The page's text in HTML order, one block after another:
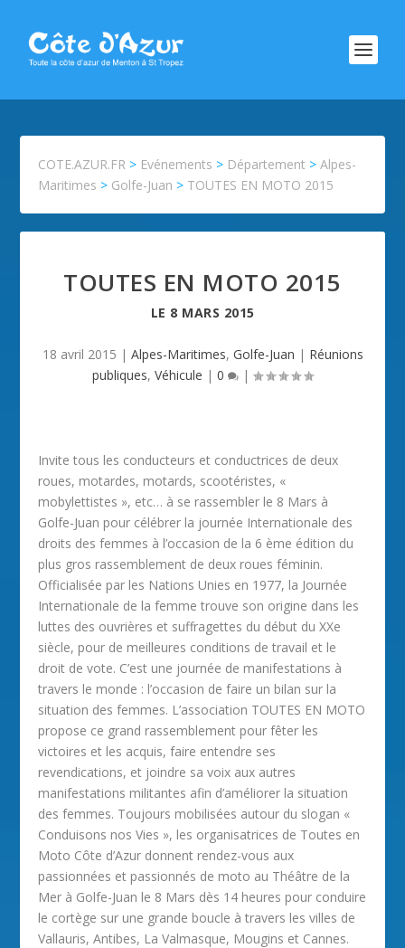
COTE.AZUR.FR > Evénements > Département >Alpes-
Maritimes > Golfe-Juan > TOUTES EN MOTO 2015
TOUTES EN MOTO 2015
LE 8 MARS 2015
18 avril 2015 | Alpes-Maritimes, Golfe-Juan | Réunions
publiques, Véhicule | 0 |
Invite tous les conducteurs et conductrices de deux
roues, motardes, motards, scootéristes, «
mobylettistes », etc… à se rassembler le 8 Mars à
Golfe-Juan pour célébrer la journée Internationale des
droits des femmes à l’occasion de la 6 ème édition du
plus gros rassemblement de deux roues féminin.
Officialisée par les Nations Unies en 1977, la Journée
Internationale de la femme trouve son origine dans les
luttes des ouvrières et suffragettes du début du XXe
siècle, pour de meilleures conditions de travail et le
droit de vote. C’est une journée de manifestations à
travers le monde : l’occasion de faire un bilan sur la
situation des femmes. L’association TOUTES EN MOTO
propose ce grand rassemblement pour fêter les
victoires et les acquis, faire entendre ses
revendications, et joindre sa voix aux autres
manifestations militantes afin d’améliorer la situation
des femmes. Toujours mobilisées autour du slogan «
Conduisons nos Vies », les organisatrices de Toutes en
Moto Côte d’Azur donnent rendez-vous aux
passionnées et passionnés de moto au Théâtre de la
Mer à Golfe-Juan le 8 Mars dès 14 heures pour conduire
le cortège sur une grande boucle à travers les villes de
Vallauris, Antibes, La Valmasque, Mougins et Cannes.